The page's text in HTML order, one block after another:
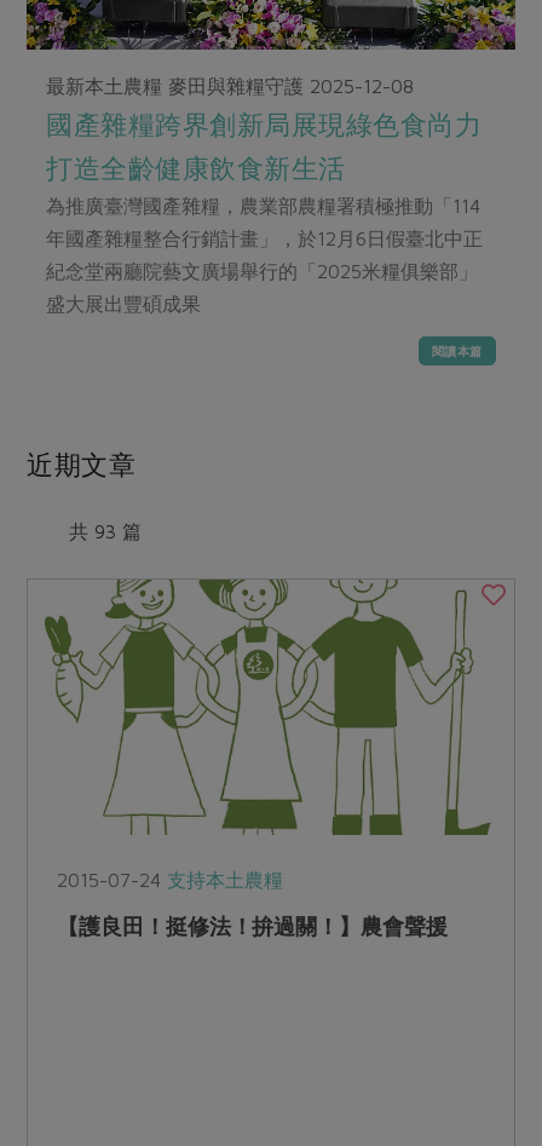
美妝保養 個人清潔
日用品 圖書禮品
防災用品
最新產品
優惠專區
主題食譜
異國料理
年菜食譜
養身食補
節慶大餐
高麗菜海鮮煎餅
2024農業發展計畫年度報告
生活者e週報
綠主張月刊
典藏閱覽室
社務專區
下載專區
地區活動
最新本土農糧 麥田與雜糧守護 2025-12-08
國產雜糧跨界創新局展現綠色食尚力
打造全齡健康飲食新生活
為推廣臺灣國產雜糧，農業部農糧署積極推動「114
年國產雜糧整合行銷計畫」，於12月6日假臺北中正
紀念堂兩廳院藝文廣場舉行的「2025米糧俱樂部」
盛大展出豐碩成果
閱讀本篇
近期文章
共 93 篇
2015-07-24 支持本土農糧
【護良田！挺修法！拚過關！】農會聲援